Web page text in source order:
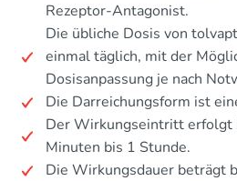
Rezeptor-Antagonist.
Die übliche Dosis von
einmal täglich, mit der
Dosisanpassung je nach
Die Darreichungsform ist
Der Wirkungseintritt erfolgt
Minuten bis 1 Stunde.
Die Wirkungsdauer beträgt